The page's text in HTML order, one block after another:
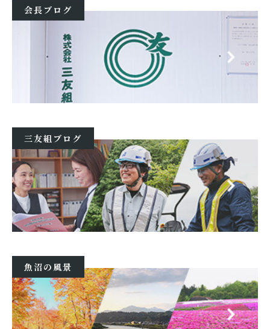
会長ブログ
三友組ブログ
魚沼の風景